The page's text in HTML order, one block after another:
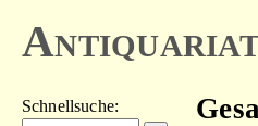
Schnellsuche: